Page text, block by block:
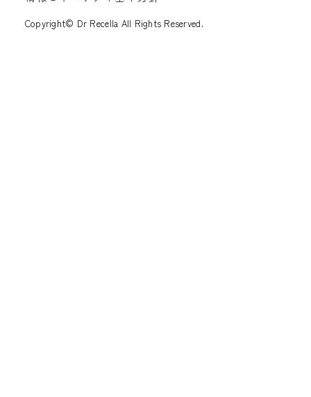
Copyright© Dr Recella All Rights Reserved.